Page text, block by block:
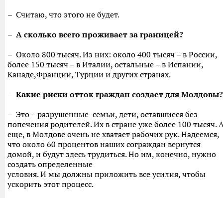
– Считаю, что этого не будет.
– А сколько всего проживает за границей?
– Около 800 тысяч. Из них: около 400 тысяч – в России,
более 150 тысяч – в Италии, остальные – в Испании,
Канаде,Франции, Турции и других странах.
– Какие риски отток граждан создает для Молдовы?
– Это – разрушенные семьи, дети, оставшиеся без
попечения родителей. Их в стране уже более 100 тысяч.
еще, в Молдове очень не хватает рабочих рук. Надеемся,
что около 60 процентов наших сограждан вернутся
домой, и будут здесь трудиться. Но им, конечно, нужно
создать определенные
условия. И мы должны приложить все усилия, чтобы
ускорить этот процесс.